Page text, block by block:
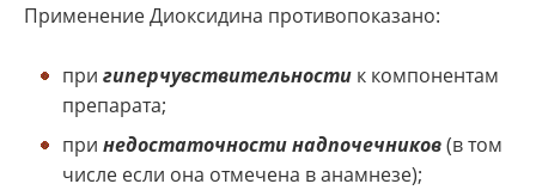
Применение Диоксидина противопоказано:
при гиперчувствительности к компонентам
препарата;
при недостаточности надпочечников(в том
числе если она отмечена в анамнезе);